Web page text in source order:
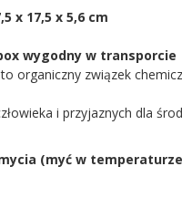
x 17,5 x 5,6 cm
wygodny w transporcie
organiczny związek
i przyjaznych dla
(myć w